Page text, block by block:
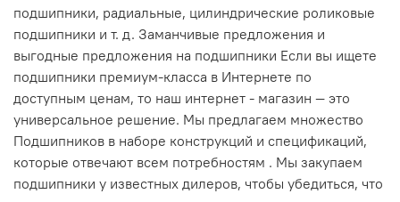
подшипники, радиальные, цилиндрические роликовые
подшипники и т. д. Заманчивые предложения и
выгодные предложения на подшипники Если вы ищете
подшипники премиум-класса в Интернете по
доступным ценам, то наш интернет - магазин — это
универсальное решение. Мы предлагаем множество
Подшипников в наборе конструкций и спецификаций,
которые отвечают всем потребностям . Мы закупаем
подшипники у известных дилеров, чтобы убедиться, что